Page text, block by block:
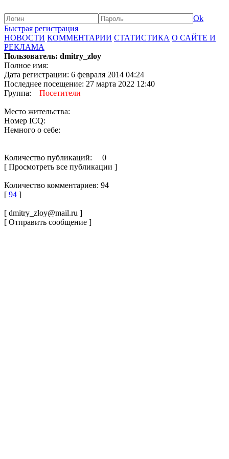
Ok
Быстрая регистрация
НОВОСТИ КОММЕНТАРИИ СТАТИСТИКА О САЙТЕ И
РЕКЛАМА
Пользователь: dmitry_zloy
Полное имя:
Дата регистрации: 6 февраля 2014 04:24
Последнее посещение: 27 марта 2022 12:40
Группа: Посетители
Место жительства:
Номер ICQ:
Немного о себе:
Количество публикаций: 0
[ Просмотреть все публикации ]
Количество комментариев: 94
[ 94 ]
[ dmitry_zloy@mail.ru ]
[ Отправить сообщение ]